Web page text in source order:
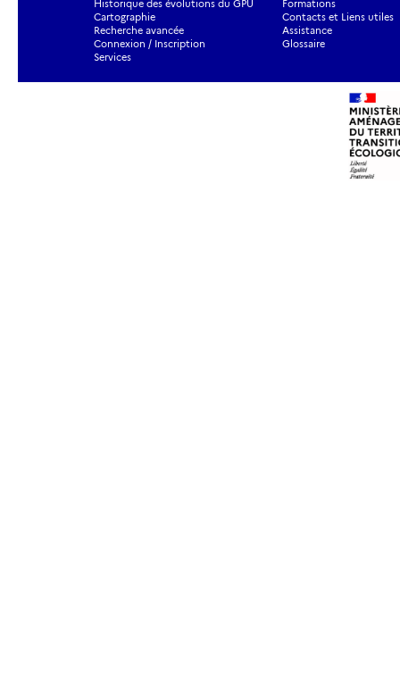
Historique des évolutions du GPU
Cartographie
Recherche avancée
Connexion / Inscription
Services
Formations
Contacts et Liens utiles
Assistance
Glossaire